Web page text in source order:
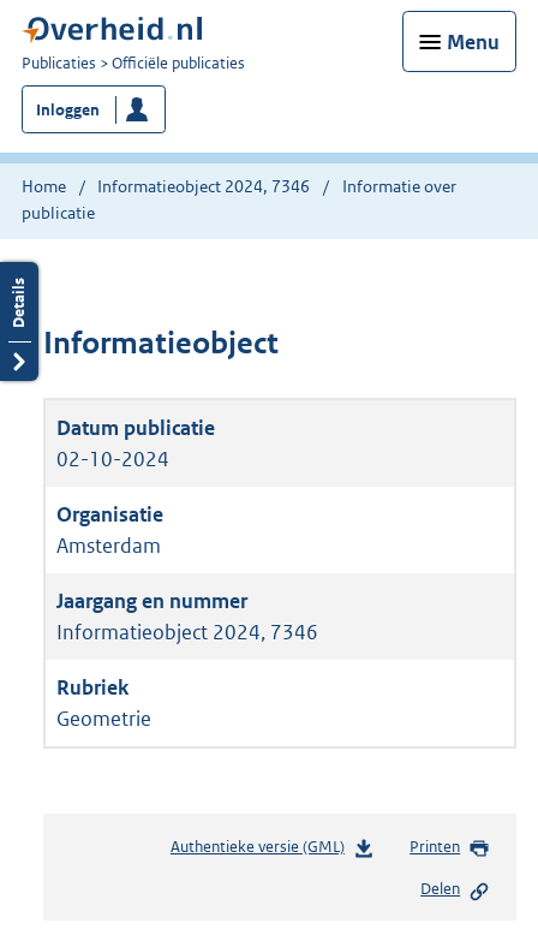
Menu
U
bent
nu
hier:
Publicaties Officiële publicaties
Inloggen
Home Informatieobject 2024, 7346
Informatie over
publicatie
Informatieobject
02-10-2024
Amsterdam
Informatieobject 2024, 7346
Geometrie
Authentieke versie (GML)b
Printen
Delen